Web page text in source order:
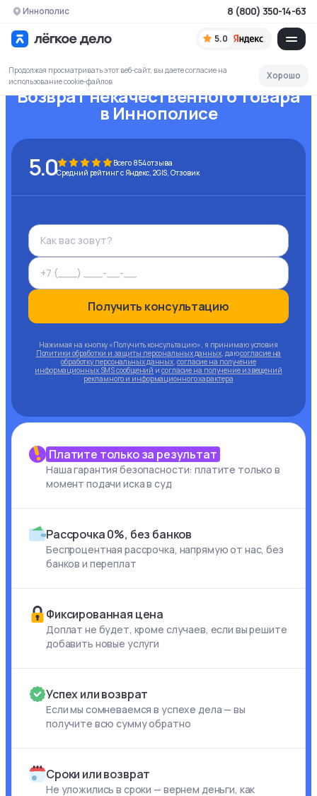
Иннополис
5.0
8 (800) 350-14-63
Продолжая просматривать этот веб-сайт, вы даете согласие на
использование cookie-файлов
Хорошо
Возврат некачественного товара
в Иннополисе
5.0 Всего 854отзыва
Средний рейтинг с Яндекс, 2GIS, Отзовик
Получить консультацию
Нажимая на кнопку «Получить консультацию», я принимаю условия
Политики обработки и защиты персональных данных, даюсогласие на
обработку персональных данных, согласие на получение
информационных SMS сообщений и согласие на получение извещений
рекламного и информационного характера
Платите только за результат
Наша гарантия безопасности: платите только в
момент подачи иска в суд
Рассрочка 0%, без банков
Беспроцентная рассрочка, напрямую от нас, без
банков и переплат
Фиксированная цена
Доплат не будет, кроме случаев, если вы решите
добавить новые услуги
Успех или возврат
Если мы сомневаемся в успехе дела — вы
получите всю сумму обратно
Сроки или возврат
Не уложились в сроки — вернем деньги, как